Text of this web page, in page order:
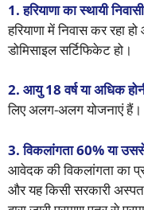
1. हरियाणा का स्थायी
हरियाणा में निवास कर रहा
डोमिसाइल सर्टिफिकेट हो।
2. आयु 18 वर्ष या अधिक
लिए अलग-अलग योजनाएं हैं।
3. विकलांगता 60% या
आवेदक की विकलांगता का
और यह किसी सरकारी